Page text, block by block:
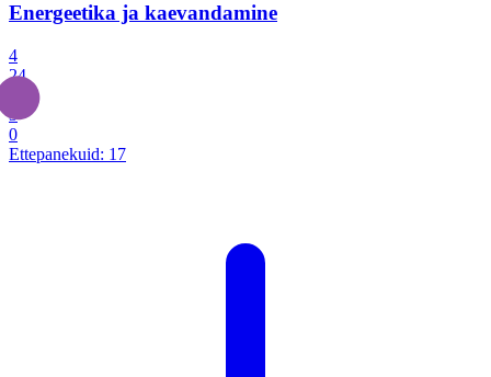
Energeetika ja kaevandamine
4
24
3
0
Ettepanekuid: 17